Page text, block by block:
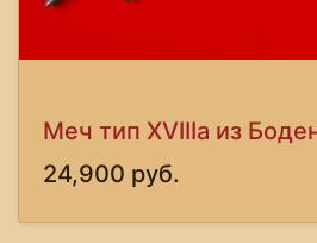
Меч тип XVIIIa из
24,900 руб.